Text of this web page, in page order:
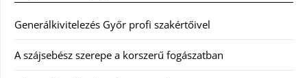
Generálkivitelezés Győr profi szakértőivel
A szájsebész szerepe a korszerű fogászatban